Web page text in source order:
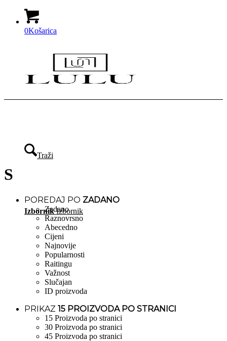
0Košarica
Traži
Izbornik Izbornik
S
POREDAJ PO ZADANO
Zadano
Raznovrsno
Abecedno
Cijeni
Najnovije
Popularnosti
Raitingu
Važnost
Slučajan
ID proizvoda
PRIKAZ 15 PROIZVODA PO STRANICI
15 Proizvoda po stranici
30 Proizvoda po stranici
45 Proizvoda po stranici